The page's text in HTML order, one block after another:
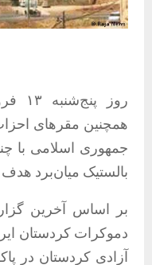
روز
همچنین مقرهای
جمهوری اسلامی با
بالستیک میان‌برد هدف
بر اساس آخرین
دموکرات کردستان
آزادی کردستان در